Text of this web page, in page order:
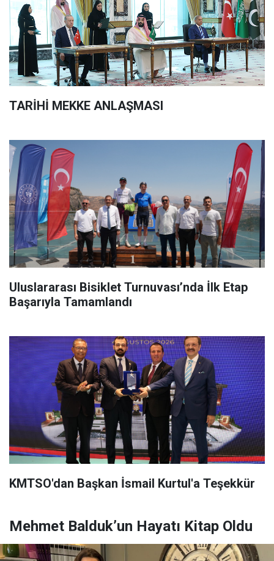
TARİHİ MEKKE ANLAŞMASI
Uluslararası Bisiklet Turnuvası’nda İlk Etap
Başarıyla Tamamlandı
KMTSO'dan Başkan İsmail Kurtul'a Teşekkür
Mehmet Balduk’un Hayatı Kitap Oldu